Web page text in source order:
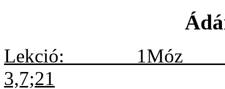
Lekció: 1Móz
3,7;21